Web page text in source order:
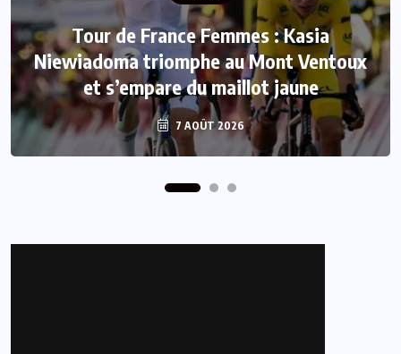
Tour de France Femmes : Kasia
Niewiadoma triomphe au Mont Ventoux
et s’empare du maillot jaune
7 AOÛT 2026
INTER
Mercato : Le FC Barcelone s’offre Rodri
pour 50 millions d’euros
7 AOÛT 2026